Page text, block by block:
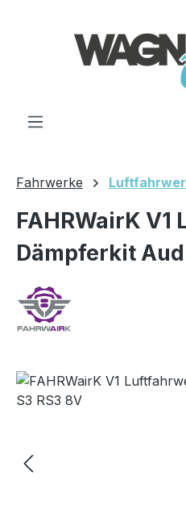
Fahrwerke
FAHRWairK
Dämpferkit
Bildergalerie überspringen